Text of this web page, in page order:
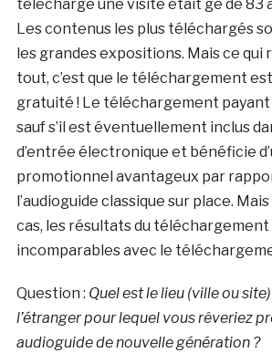
téléchargé une visite était gé de 83
Les contenus les plus téléchargés
les grandes expositions. Mais ce qui
tout, c’est que le téléchargement
gratuité ! Le téléchargement payant
sauf s’il est éventuellement inclus
d’entrée électronique et bénéficie
promotionnel avantageux par
l’audioguide classique sur place.
cas, les résultats du
incomparables avec le
Question : Quel est le lieu (ville ou
l’étranger pour lequel vous rêveriez
audioguide de nouvelle génération ?